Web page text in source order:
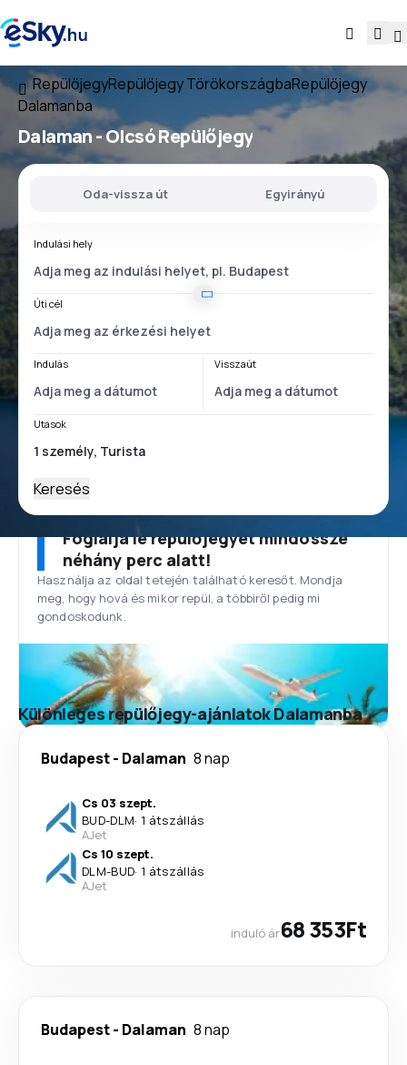
RepülőjegyRepülőjegy TörökországbaRepülőjegy
Dalamanba
Dalaman - Olcsó Repülőjegy
Oda-vissza út Egyirányú
Indulási hely
Úti cél
Indulás Visszaút
Utasok
Keresés
Foglalja le repülőjegyét mindössze
néhány perc alatt!
Használja az oldal tetején található keresőt. Mondja
meg, hogy hová és mikor repül, a többiről pedig mi
gondoskodunk.
Különleges repülőjegy-ajánlatok Dalamanba
Budapest- Dalaman 8 nap
Cs 03 szept.
BUD-DLM· 1 átszállás
AJet
Cs 10 szept.
DLM-BUD· 1 átszállás
AJet
induló ár68 353Ft
Budapest- Dalaman 8 nap